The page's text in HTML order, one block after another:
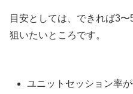
目安としては、できれば3
狙いたいところです。
ユニットセッション率